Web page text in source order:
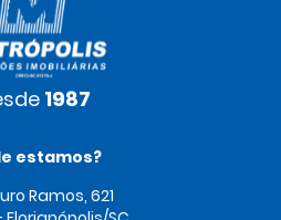
1987
estamos?
Ramos, 621